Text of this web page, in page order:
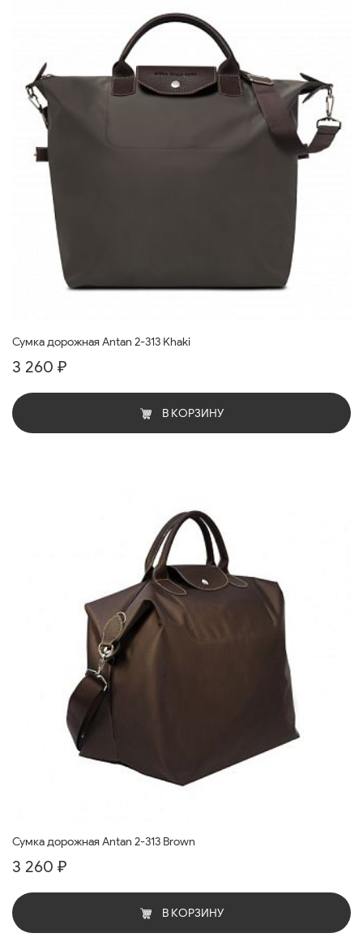
Сумка дорожная Antan 2-313 Khaki
3 260 ₽
В КОРЗИНУ
Сумка дорожная Antan 2-313 Brown
3 260 ₽
В КОРЗИНУ